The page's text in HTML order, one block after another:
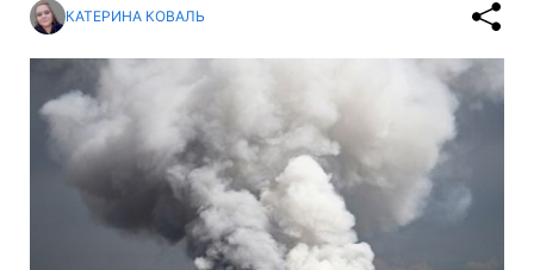
КАТЕРИНА КОВАЛЬ